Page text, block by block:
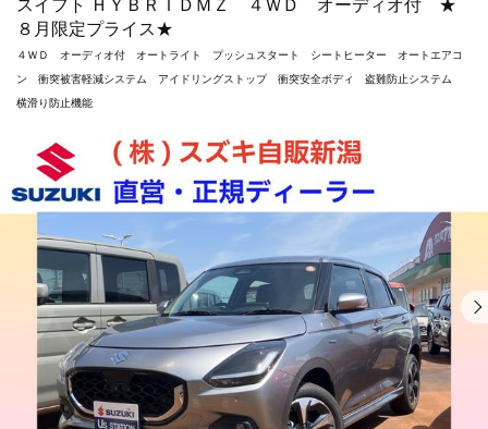
スイフト ＨＹＢＲＩＤＭＺ ４ＷＤ オーディオ付 ★
８月限定プライス★
４ＷＤ オーディオ付 オートライト プッシュスタート シートヒーター オートエアコ
ン 衝突被害軽減システム アイドリングストップ 衝突安全ボディ 盗難防止システム
横滑り防止機能